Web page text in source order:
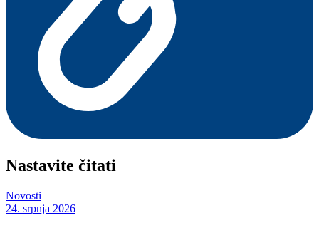
Nastavite čitati
Novosti
24. srpnja 2026